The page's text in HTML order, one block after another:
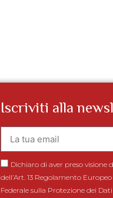
Iscriviti alla
Dichiaro di aver preso visione
dell’Art. 13 Regolamento
Federale sulla Protezione dei